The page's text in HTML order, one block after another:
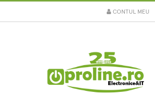
CONTUL MEU